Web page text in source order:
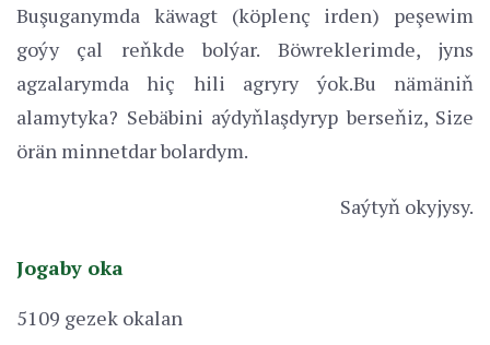
Buşuganymda käwagt (köplenç irden) peşewim
goýy çal reňkde bolýar. Böwreklerimde, jyns
agzalarymda hiç hili agryry ýok.Bu nämäniň
alamytyka? Sebäbini aýdyňlaşdyryp berseňiz, Size
örän minnetdar bolardym.
Saýtyň okyjysy.
Jogaby oka
5109 gezek okalan